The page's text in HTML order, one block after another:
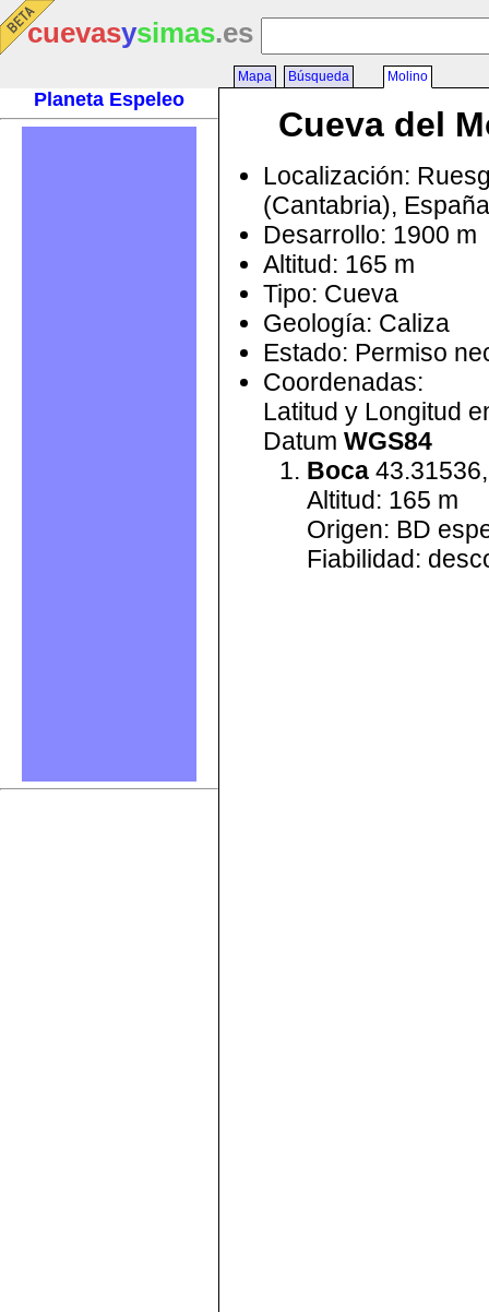
cuevasysimas.es
Planeta Espeleo
Mapa Búsqueda Molino
Cueva del
Localización:
(Cantabria), España
Desarrollo: 1900 m
Altitud: 165 m
Tipo: Cueva
Geología: Caliza
Estado: Permiso
Coordenadas:
Latitud y Longitud
Datum WGS84
Boca
Altitud: 165 m
Origen: BD
Fiabilidad: